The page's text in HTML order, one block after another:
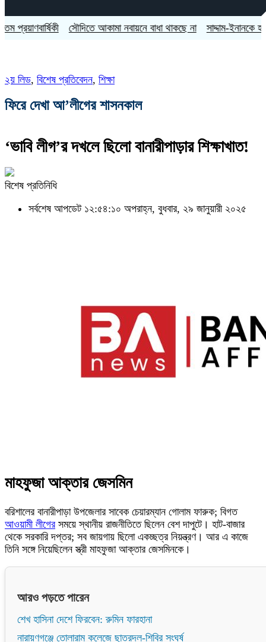
সৌদিতে আকামা নবায়নে বাধা থাকছে না সাদ্দাম-ইনানকে হামলার
২য় লিড, বিশেষ প্রতিবেদন, শিক্ষা
ফিরে দেখা আ’লীগের শাসনকাল
‘ভাবি লীগ’র দখলে ছিলো বানারীপাড়ার শিক্ষাখাত!
বিশেষ প্রতিনিধি
সর্বশেষ আপডেট ১২:৫৪:১০ অপরাহ্ন, বুধবার, ২৯ জানুয়ারী ২০২৫
মাহফুজা আক্তার জেসমিন
বরিশালের বানারীপাড়া উপজেলার সাবেক চেয়ারম্যান গোলাম ফারুক; বিগত
আওয়ামী লীগেরসময়ে স্থানীয় রাজনীতিতে ছিলেন বেশ দাপুটে। হাট-বাজার
থেকে সরকারি দপ্তর; সব জায়গায় ছিলো একচ্ছত্র নিয়ন্ত্রণ। আর এ কাজে
তিনি সঙ্গে নিয়েছিলেন স্ত্রী মাহফুজা আক্তার জেসমিনকে।
আরও পড়তে পারেন
শেখ হাসিনা দেশে ফিরবেন: রুমিন ফারহানা
নারায়ণগঞ্জে তোলারাম কলেজে ছাত্রদল-শিবির সংঘর্ষ